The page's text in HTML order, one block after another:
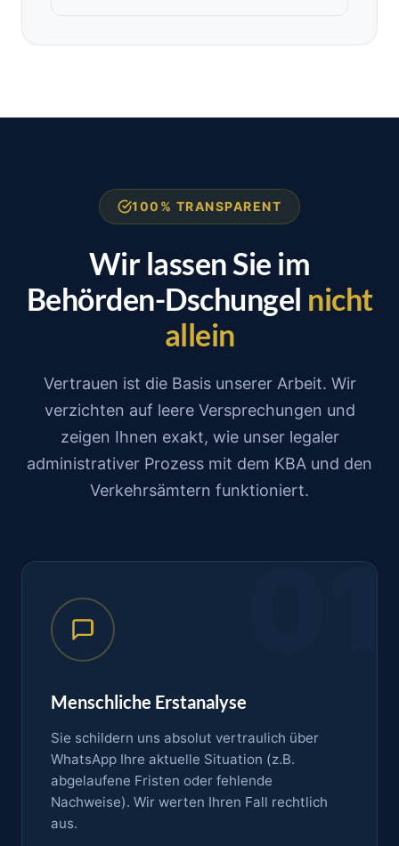
100% TRANSPARENT
Wir lassen Sie im
Behörden-Dschungel nicht
allein
Vertrauen ist die Basis unserer Arbeit. Wir
verzichten auf leere Versprechungen und
zeigen Ihnen exakt, wie unser legaler
administrativer Prozess mit dem KBA und den
Verkehrsämtern funktioniert.
01
Menschliche Erstanalyse
Sie schildern uns absolut vertraulich über
WhatsApp Ihre aktuelle Situation (z.B.
abgelaufene Fristen oder fehlende
Nachweise). Wir werten Ihren Fall rechtlich
aus.